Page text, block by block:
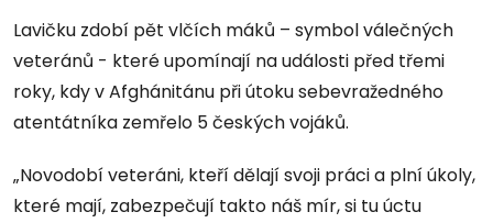
Lavičku zdobí pět vlčích máků – symbol válečných
veteránů - které upomínají na události před třemi
roky, kdy v Afghánitánu při útoku sebevražedného
atentátníka zemřelo 5 českých vojáků.
„Novodobí veteráni, kteří dělají svoji práci a plní úkoly,
které mají, zabezpečují takto náš mír, si tu úctu